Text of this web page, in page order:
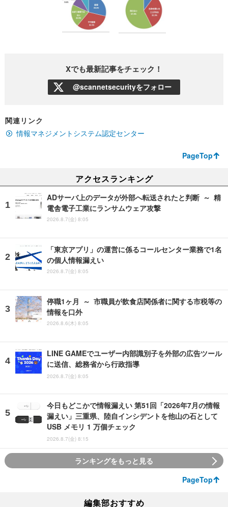
Xでも最新記事をチェック！
@scannetsecurityをフォロー
関連リンク
情報マネジメントシステム認定センター
PageTop
アクセスランキング
ADサーバ上のデータが外部へ転送されたと判断 ～ 精
電舎電子工業にランサムウェア攻撃
2026.8.7(金) 8:05
「東京アプリ」の運営に係るコールセンター業務で1名
の個人情報漏えい
2026.8.7(金) 8:05
停職1ヶ月 ～ 市職員が飲食店関係者に関する市税等の
情報を口外
2026.8.6(木) 8:05
LINE GAMEでユーザー内部識別子を外部の広告ツール
に送信、総務省から行政指導
2026.8.7(金) 8:05
今日もどこかで情報漏えい 第51回「2026年7月の情報
漏えい」三重県、陸自インシデントを他山の石として
USB メモリ 1 万個チェック
2026.8.7(金) 8:15
ランキングをもっと見る
PageTop
編集部おすすめ